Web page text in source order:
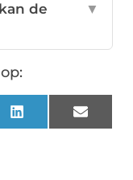
de
▼
LinkedInEmail